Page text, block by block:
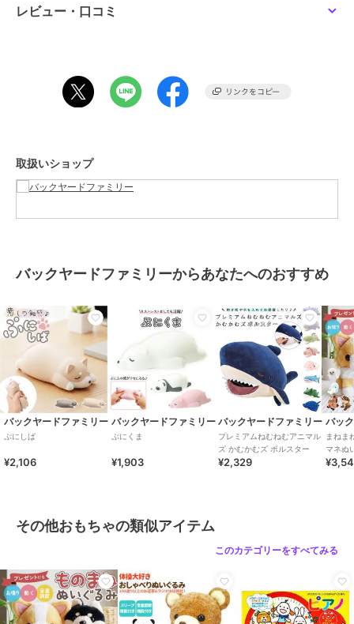
【重量】
扱いの際は、商品やパッケージなどに記載されている品質表示、アテ
ンションタグ、ご使用上の注意事項などを必ずご確認下さい。本来の
【ご利用シーン】
プレゼント 贈り物 ギフト お返し 引っ越し祝い 新生活 お祝い 内祝い
ブランド バックヤードファミリー
ショップ バックヤードファミリー
商品カテゴリ ホビー・ゲーム ／
その他おもち
ゃ
カラー
ポチャッコ、ハローキティ、シナ
モロール、ポムポムプリン、マイ
メロディ、クロミ、ハンギョド
ンク、ミッフィーブルー、ミッフ
ワーYE、ミッフィーフラワーBL
サイズ ぬいぐるみ
レビュー・口コミ
取扱いショップ
バックヤードファミリーからあなたへのおすすめ
バックヤードファミリー
ぷにしば
¥2,106
バックヤードファミリー
ぷにくま
¥1,903
バックヤードファミリー
プレミアムねむねむアニマル
ズ かむかむズ ボルスター
¥2,329
バッ
まねま
マネぬ
その他おもちゃの類似アイテム
このカテゴリーをすべてみる